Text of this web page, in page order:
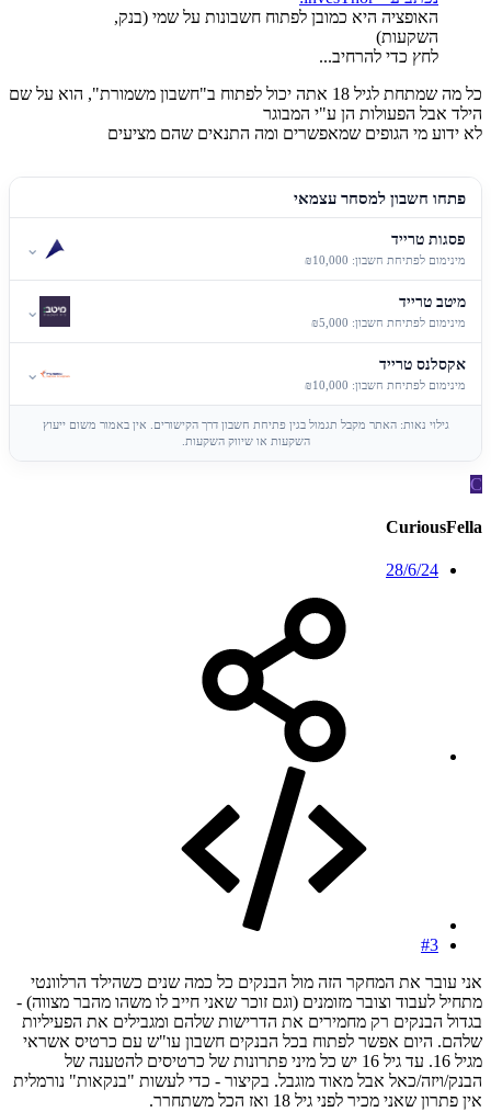
האופציה היא כמובן לפתוח חשבונות על שמי (בנק,
השקעות)
לחץ כדי להרחיב...
כל מה שמתחת לגיל 18 אתה יכול לפתוח ב"חשבון משמורת", הוא על שם
הילד אבל הפעולות הן ע"י המבוגר
לא ידוע מי הגופים שמאפשרים ומה התנאים שהם מציעים
פתחו חשבון למסחר עצמאי
פסגות טרייד
מינימום לפתיחת חשבון: ₪10,000
⌄
מיטב טרייד
מינימום לפתיחת חשבון: ₪5,000
⌄
אקסלנס טרייד
מינימום לפתיחת חשבון: ₪10,000
⌄
גילוי נאות: האתר מקבל תגמול בגין פתיחת חשבון דרך הקישורים. אין באמור משום ייעוץ
השקעות או שיווק השקעות.
C
CuriousFella
28/6/24
#3
אני עובר את המחקר הזה מול הבנקים כל כמה שנים כשהילד הרלוונטי
מתחיל לעבוד וצובר מזומנים (וגם זוכר שאני חייב לו משהו מהבר מצווה) -
בגדול הבנקים רק מחמירים את הדרישות שלהם ומגבילים את הפעיליות
שלהם. היום אפשר לפתוח בכל הבנקים חשבון עו"ש עם כרטיס אשראי
מגיל 16. עד גיל 16 יש כל מיני פתרונות של כרטיסים להטענה של
הבנק/ויזה/כאל אבל מאוד מוגבל. בקיצור - כדי לעשות "בנקאות" נורמלית
אין פתרון שאני מכיר לפני גיל 18 ואז הכל משתחרר.